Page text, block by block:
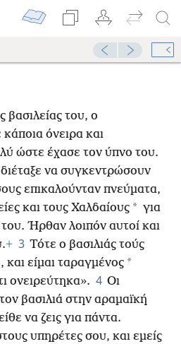
βασιλείας του, ο
όνειρα και
ώστε έχασε τον ύπνο του.
διέταξε να συγκεντρώσουν
επικαλούνταν πνεύματα,
και τους Χαλδαίους * για
Ήρθαν λοιπόν αυτοί και
+ 3 Τότε ο βασιλιάς τούς
και είμαι ταραγμένος *
ονειρεύτηκα». 4 Οι
βασιλιά στην αραμαϊκή
να ζεις για πάντα.
υπηρέτες σου, και εμείς